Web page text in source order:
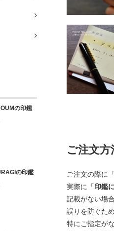
の印鑑
の印鑑
ご注文方
ご注文の際に
実際に「印鑑
記載がない場
誤りを防ぐた
特にご指定が